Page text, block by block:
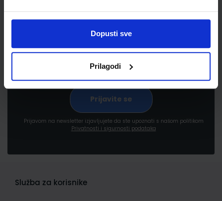
Dopusti sve
Prilagodi
Prijavite se kako bi primali informacije o novim
pogodnostima
Prijavom na newsletter izjavljujete da ste upoznati s našom politikom
Privatnosti i sigurnosti podataka
Služba za korisnike